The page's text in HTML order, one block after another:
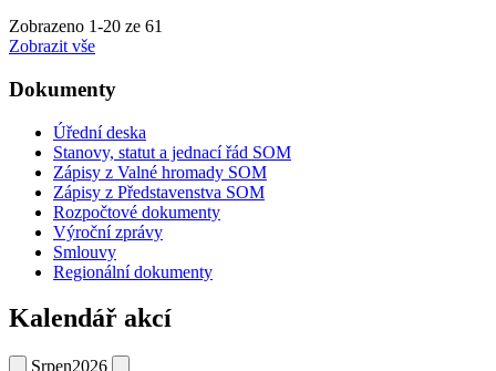
Zobrazeno 1-20 ze 61
Zobrazit vše
Dokumenty
Úřední deska
Stanovy, statut a jednací řád SOM
Zápisy z Valné hromady SOM
Zápisy z Představenstva SOM
Rozpočtové dokumenty
Výroční zprávy
Smlouvy
Regionální dokumenty
Kalendář akcí
Srpen2026